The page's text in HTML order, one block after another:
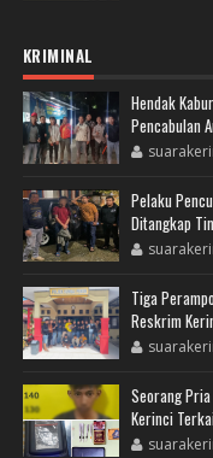
KRIMINAL
Hendak
Pencabulan
Pelaku
Ditangkap
Tiga
Reskrim
Seorang
Kerinci